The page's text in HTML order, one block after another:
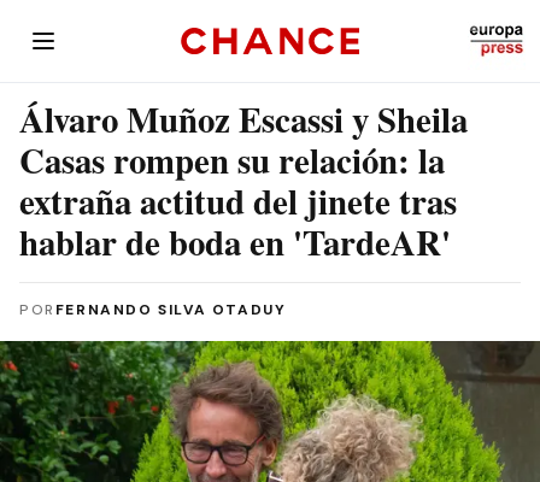
Álvaro Muñoz Escassi y Sheila
Casas rompen su relación: la
extraña actitud del jinete tras
hablar de boda en 'TardeAR'
POR FERNANDO SILVA OTADUY